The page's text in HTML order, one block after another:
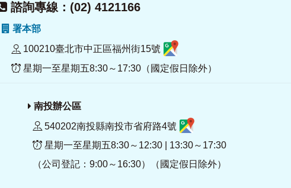
諮詢專線：(02) 4121166
署本部
100210臺北市中正區福州街15號
星期一至星期五8:30～17:30（國定假日除外）
南投辦公區
540202南投縣南投市省府路4號
星期一至星期五8:30～12:30 | 13:30～17:30
（公司登記：9:00～16:30）（國定假日除外）